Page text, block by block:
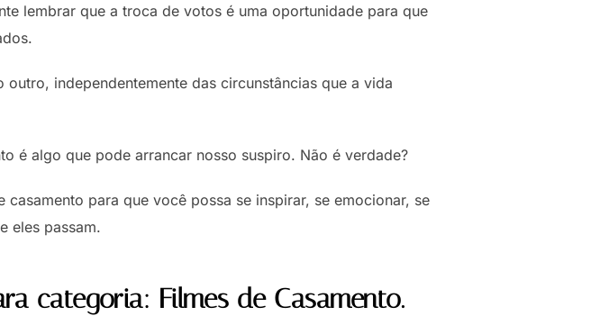
lembrar que a troca de votos é uma oportunidade para que
independentemente das circunstâncias que a vida
é algo que pode arrancar nosso suspiro. Não é verdade?
para que você possa se inspirar, se emocionar, se
eles passam.
categoria: Filmes de Casamento.